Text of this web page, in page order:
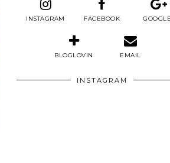
INSTAGRAM FACEBOOK
BLOGLOVIN EMAIL
INSTAGRAM